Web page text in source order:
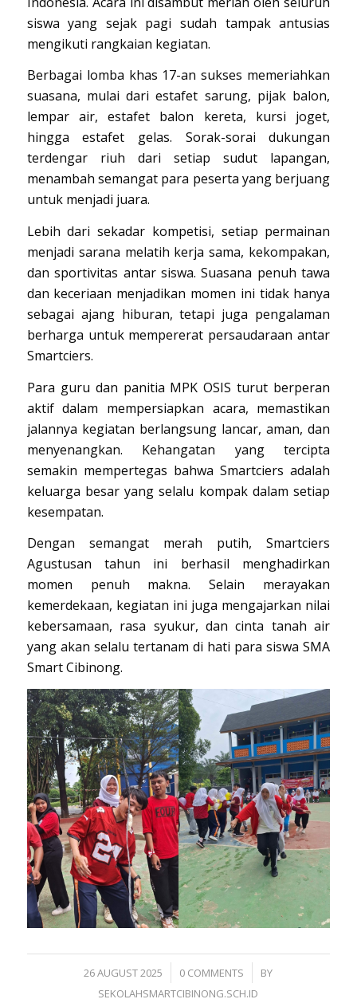
siswa yang sejak pagi sudah tampak antusias
mengikuti rangkaian kegiatan.
Berbagai lomba khas 17-an sukses memeriahkan
suasana, mulai dari estafet sarung, pijak balon,
lempar air, estafet balon kereta, kursi joget,
hingga estafet gelas. Sorak-sorai dukungan
terdengar riuh dari setiap sudut lapangan,
menambah semangat para peserta yang berjuang
untuk menjadi juara.
Lebih dari sekadar kompetisi, setiap permainan
menjadi sarana melatih kerja sama, kekompakan,
dan sportivitas antar siswa. Suasana penuh tawa
dan keceriaan menjadikan momen ini tidak hanya
sebagai ajang hiburan, tetapi juga pengalaman
berharga untuk mempererat persaudaraan antar
Smartciers.
Para guru dan panitia MPK OSIS turut berperan
aktif dalam mempersiapkan acara, memastikan
jalannya kegiatan berlangsung lancar, aman, dan
menyenangkan. Kehangatan yang tercipta
semakin mempertegas bahwa Smartciers adalah
keluarga besar yang selalu kompak dalam setiap
kesempatan.
Dengan semangat merah putih, Smartciers
Agustusan tahun ini berhasil menghadirkan
momen penuh makna. Selain merayakan
kemerdekaan, kegiatan ini juga mengajarkan nilai
kebersamaan, rasa syukur, dan cinta tanah air
yang akan selalu tertanam di hati para siswa SMA
Smart Cibinong.
26 AUGUST 2025
/ 0 COMMENTS
/
BY
SEKOLAHSMARTCIBINONG.SCH.ID